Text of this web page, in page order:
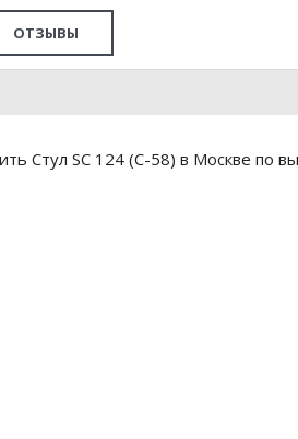
ОТЗЫВЫ
Стул SC 124 (С-58) в Москве по